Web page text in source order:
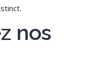
nos